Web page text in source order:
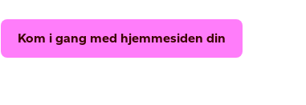
Kom i gang med hjemmesiden din